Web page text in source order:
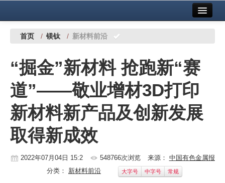
中国有色金属报社主办 广告服务
铜镍铅锌
铝
稀有稀土
有色市场
科技
首页 / 镁钛 / 新材料前沿
“掘金”新材料 抢跑新“赛
道”——敬业增材3D打印
新材料新产品及创新发展
取得新成效
2022年07月04日 15:2 548766次浏览 来源： 中国有色金属报
分类： 新材料前沿 大字号 中字号 常规